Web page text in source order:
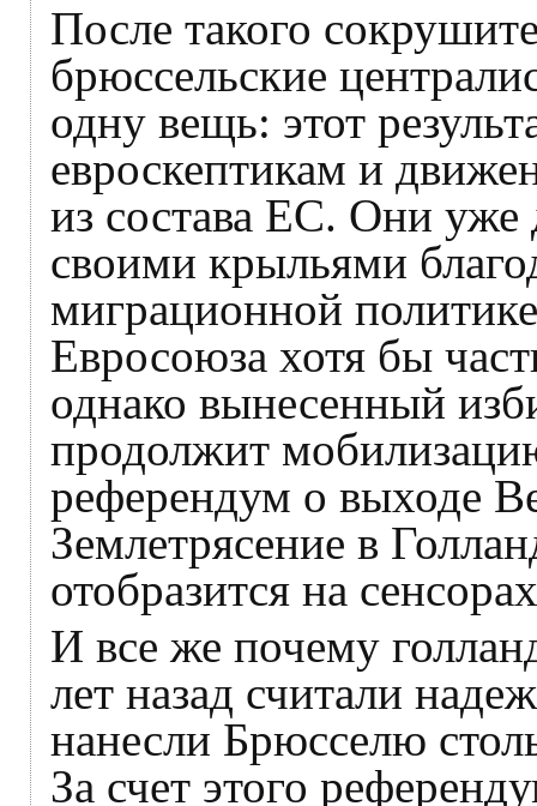
После такого
брюссельские
одну вещь: этот
евроскептикам и
из состава ЕС. Они
своими крыльями
миграционной
Евросоюза хотя бы
однако вынесенный
продолжит
референдум о выходе
Землетрясение в
отобразится на
И все же почему
лет назад считали
нанесли Брюсселю
За счет этого